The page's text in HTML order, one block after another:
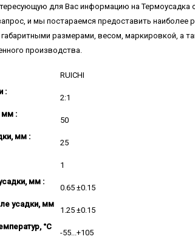
для Вас информацию на Термоусадка
и мы постараемся предоставить наиболее
габаритными размерами, весом, маркировкой, а
производства.
RUICHI
:
2:1
мм :
50
мм :
25
1
мм :
0.65 ±0.15
усадки, мм
1.25 ±0.15
°C
-55...+105